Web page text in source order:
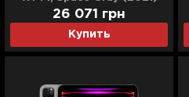
Купить
26 071 грн